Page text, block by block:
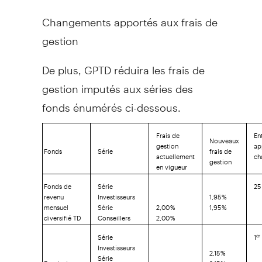
Changements apportés aux frais de
gestion
De plus, GPTD réduira les frais de
gestion imputés aux séries des
fonds énumérés ci-dessous.
Fonds Série
Frais de
gestion
actuellement
en vigueur
Nouveaux
frais de
gestion
Fonds de
revenu
mensuel
diversifié TD
Série
Investisseurs
Série
Conseillers
2,00 %
2,00 %
1,95 %
1,95 %
Série
Investisseurs
Série 2,15 %
1er